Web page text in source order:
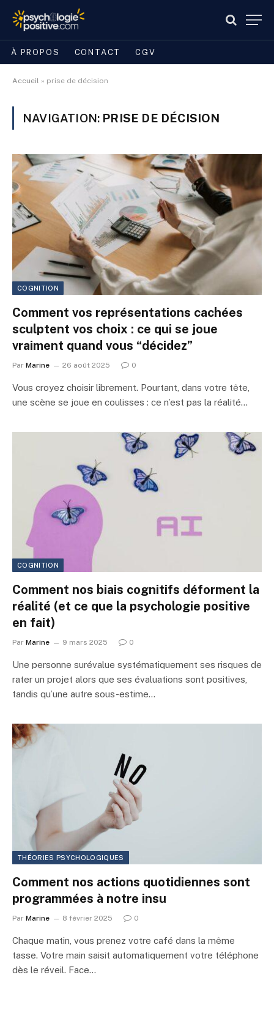
À PROPOS CONTACT CGV
Accueil » prise de décision
NAVIGATION: PRISE DE DÉCISION
COGNITION
Comment vos représentations cachées
sculptent vos choix : ce qui se joue
vraiment quand vous “décidez”
Par Marine 26 août 2025 0
Vous croyez choisir librement. Pourtant, dans votre tête,
une scène se joue en coulisses : ce n’est pas la réalité…
COGNITION
Comment nos biais cognitifs déforment la
réalité (et ce que la psychologie positive
en fait)
Par Marine 9 mars 2025 0
Une personne surévalue systématiquement ses risques de
rater un projet alors que ses évaluations sont positives,
tandis qu’une autre sous-estime…
THÉORIES PSYCHOLOGIQUES
Comment nos actions quotidiennes sont
programmées à notre insu
Par Marine 8 février 2025 0
Chaque matin, vous prenez votre café dans la même
tasse. Votre main saisit automatiquement votre téléphone
dès le réveil. Face…